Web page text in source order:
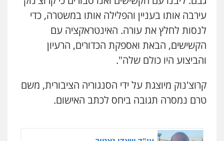
0526631970
שני אלגרבלי – משרד עורכי דין
פלילי עורכי דין לענייני אסירים תעבורה
0507120031
מנשה, אלמוג – עורכי דין
פלילי עבירות תנועה צווארון לבן תעבורה
עירבה אותו בעניין והפלילה אותו במשטרה, כדי
לנסות לחלץ את עורה. האינטראקציה עם
הקשישים, הבאת ואספקת הכדורים, הרעיון
והביצוע היו כולם שלה".
קרוצ'נוק מיוצגת על ידי הסנגוריה הציבורית, משם
טרם נמסרה תגובה ביחס לכתב האישום.
עו"ד קארין לגטיוי
פשיעה חמורה מעצרים וחקירות
0507446995
משרד עורכי דין טאי שרקי
תעבורה
0547556464